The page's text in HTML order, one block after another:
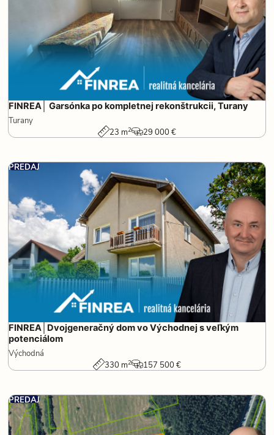
FINREA│ Garsónka po kompletnej rekonštrukcii, Turany
Turany
23 m2 29 000 €
PREDAJ
FINREA│Dvojgeneračný dom vo Východnej s veľkým
potenciálom
Východná
330 m2 157 500 €
PREDAJ